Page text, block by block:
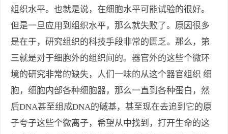
组织水平。也就是说，在细胞水平可能试验的很好。
但是一旦应用到组织水平，那么就失败了。原因很多
是在于，研究组织的科技手段非常的匮乏。那么，第
三就是对于细胞外的组织间的。器官外的这些个微环
境的研究非常的缺失，人们一味的从这个器官组织 细
胞，细胞内部各种细胞器，那么一直到各种蛋白，然
后DNA甚至组成DNA的碱基，甚至现在去追到它的原
子夸子这些个微离子，希望从中找到，打开生命的这